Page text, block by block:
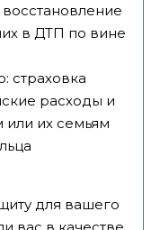
в ДТП по вине
страховка
расходы и
их семьям
для вашего
вас в качестве